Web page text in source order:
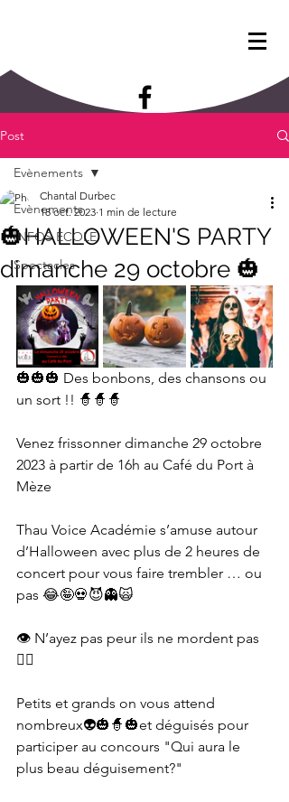
Post
Evènements
INFOS ECOLE
Spectacles
Evènements
🎃HALLOWEEN'S PARTY
dimanche 29 octobre 🎃
Chantal Durbec
18 oct. 2023 1 min de lecture
🎃🎃🎃 Des bonbons, des chansons ou
un sort !! 🧙🧙🧙
Venez frissonner dimanche 29 octobre
2023 à partir de 16h au Café du Port à
Mèze
Thau Voice Académie s’amuse autour
d’Halloween avec plus de 2 heures de
concert pour vous faire trembler … ou
pas 😂🤪💀😈👻🙀
👁️ N’ayez pas peur ils ne mordent pas
🧛‍♂️
Petits et grands on vous attend
nombreux👽🎃🧙🎃et déguisés pour
participer au concours "Qui aura le
plus beau déguisement?"